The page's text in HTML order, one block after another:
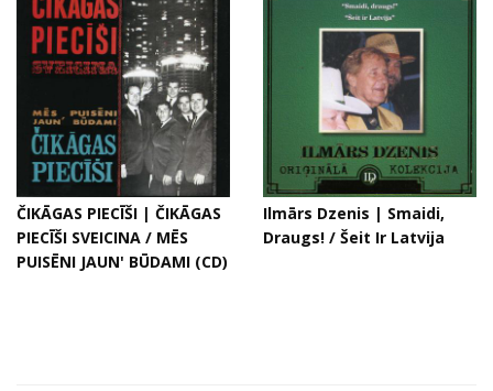
ČIKĀGAS PIECĪŠI | ČIKĀGAS
PIECĪŠI SVEICINA / MĒS
PUISĒNI JAUN' BŪDAMI (CD)
Ilmārs Dzenis | Smaidi,
Draugs! / Šeit Ir Latvija